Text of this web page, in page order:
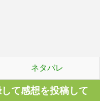
ネタバレ
て感想を投稿して